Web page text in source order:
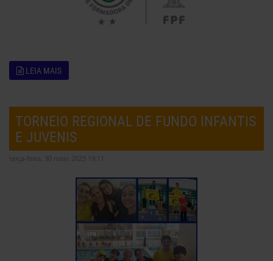
LEIA MAIS
TORNEIO REGIONAL DE FUNDO INFANTIS
E JUVENIS
terça-feira, 30 maio 2023 19:11